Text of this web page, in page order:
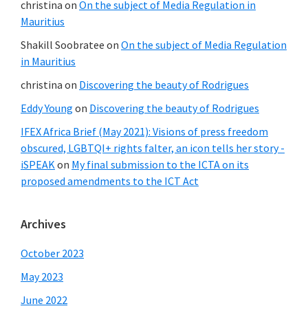
christina on On the subject of Media Regulation in
Mauritius
Shakill Soobratee on On the subject of Media Regulation
in Mauritius
christina on Discovering the beauty of Rodrigues
Eddy Young on Discovering the beauty of Rodrigues
IFEX Africa Brief (May 2021): Visions of press freedom
obscured, LGBTQI+ rights falter, an icon tells her story -
iSPEAK on My final submission to the ICTA on its
proposed amendments to the ICT Act
Archives
October 2023
May 2023
June 2022